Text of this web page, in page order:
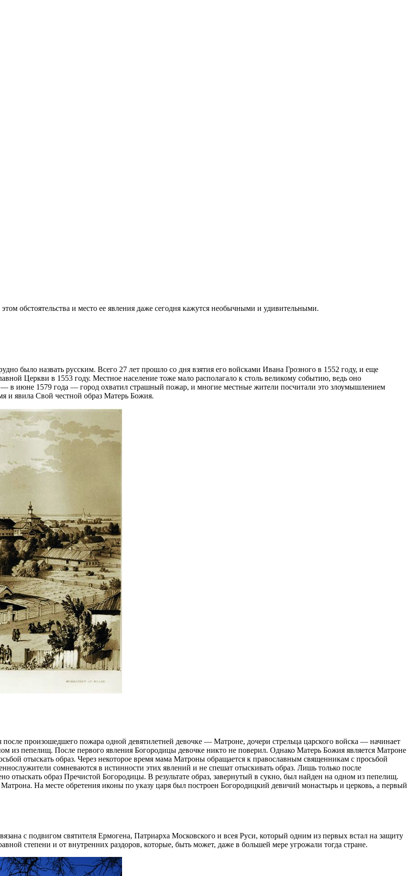
обстоятельства и место ее явления даже сегодня кажутся необычными и удивительными.
было назвать русским. Всего 27 лет прошло со дня взятия его войсками Ивана Грозного в 1552 году, и еще
Церкви в 1553 году. Местное население тоже мало располагало к столь великому событию, ведь оно
в июне 1579 года — город охватил страшный пожар, и многие местные жители посчитали это злоумышлением
и явила Свой честной образ Матерь Божия.
произошедшего пожара одной девятилетней девочке — Матроне, дочери стрельца царского войска — начинает
из пепелищ. После первого явления Богородицы девочке никто не поверил. Однако Матерь Божия является Матроне
отыскать образ. Через некоторое время мама Матроны обращается к православным священникам с просьбой
сомневаются в истинности этих явлений и не спешат отыскивать образ. Лишь только после
образ Пречистой Богородицы. В результате образ, завернутый в сукно, был найден на одном из пепелищ.
На месте обретения иконы по указу царя был построен Богородицкий девичий монастырь и церковь, а первый
с подвигом святителя Ермогена, Патриарха Московского и всея Руси, который одним из первых встал на защиту
степени и от внутренних раздоров, которые, быть может, даже в большей мере угрожали тогда стране.